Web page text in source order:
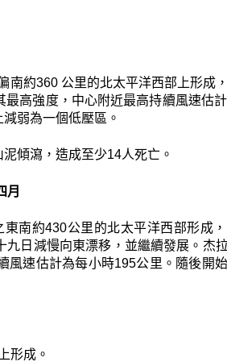
南約360 公里的北太平洋西部上形成
高強度，中心附近最高持續風速估
弱為一個低壓區。
傾瀉，造成至少14人死亡。
月
南約430公里的北太平洋西部形成
日減慢向東漂移，並繼續發展。杰
速估計為每小時195公里。隨後開
形成。